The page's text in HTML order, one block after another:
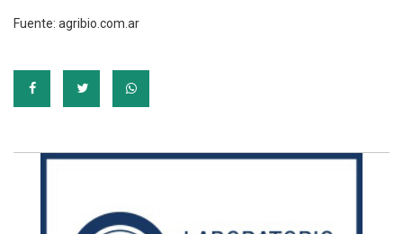
Fuente: agribio.com.ar